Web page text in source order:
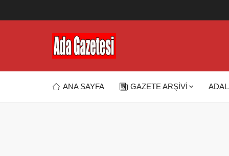
ANA SAYFA GAZETE ARŞİVİ